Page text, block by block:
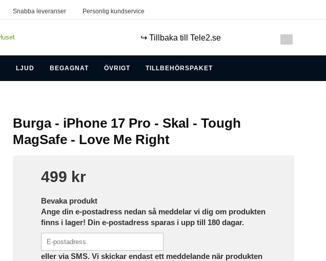
Snabba leveranser Personlig kundservice
↪️ Tillbaka till Tele2.se
LJUD BEGAGNAT ÖVRIGT TILLBEHÖRSPAKET
Burga - iPhone 17 Pro - Skal - Tough
MagSafe - Love Me Right
499 kr
Bevaka produkt
Ange din e-postadress nedan så meddelar vi dig om produkten
finns i lager! Din e-postadress sparas i upp till 180 dagar.
eller via SMS. Vi skickar endast ett meddelande när produkten